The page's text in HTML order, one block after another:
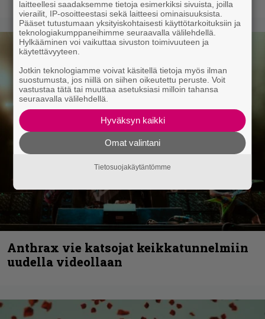
Anthrax vie katsojat keikkatunnelmiin
uudella videollaan
laitteellesi saadaksemme tietoja esimerkiksi sivuista, joilla
vierailit, IP-osoitteestasi sekä laitteesi ominaisuuksista.
Pääset tutustumaan yksityiskohtaisesti käyttötarkoituksiin ja
teknologiakumppaneihimme seuraavalla välilehdellä.
Hylkääminen voi vaikuttaa sivuston toimivuuteen ja
käytettävyyteen.
Jotkin teknologiamme voivat käsitellä tietoja myös ilman
suostumusta, jos niillä on siihen oikeutettu peruste. Voit
vastustaa tätä tai muuttaa asetuksiasi milloin tahansa
seuraavalla välilehdellä.
Hyväksyn kaikki
Omat valintani
Tietosuojakäytäntömme